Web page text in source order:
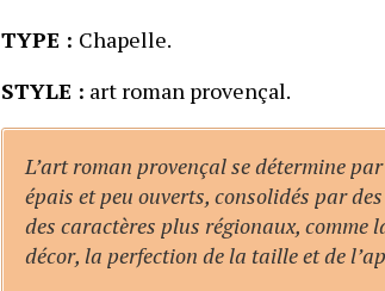
TYPE : Chapelle.
STYLE : art roman provençal.
L’art roman provençal se détermine par
épais et peu ouverts, consolidés par
des caractères plus régionaux, comme
décor, la perfection de la taille et de